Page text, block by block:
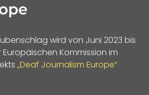
wird von Juni 2023 bis
Kommission im
„Deaf Journalism Europe“